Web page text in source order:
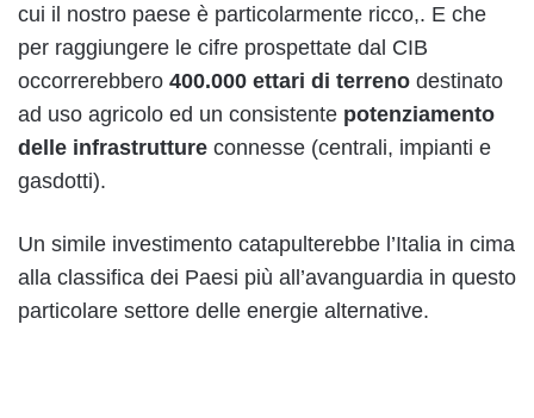
cui il nostro paese è particolarmente ricco,. E che
per raggiungere le cifre prospettate dal CIB
occorrerebbero 400.000 ettari di terreno destinato
ad uso agricolo ed un consistente potenziamento
delle infrastrutture connesse (centrali, impianti e
gasdotti).
Un simile investimento catapulterebbe l’Italia in cima
alla classifica dei Paesi più all’avanguardia in questo
particolare settore delle energie alternative.